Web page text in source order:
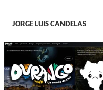
JORGE LUIS CANDELAS